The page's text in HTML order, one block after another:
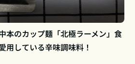
本のカップ麺「北極ラーメン」食
用している辛味調味料！